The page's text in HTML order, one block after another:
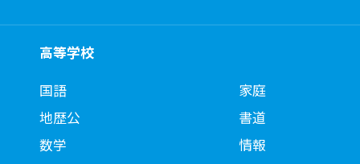
高等学校
国語
地歴公
数学
家庭
書道
情報